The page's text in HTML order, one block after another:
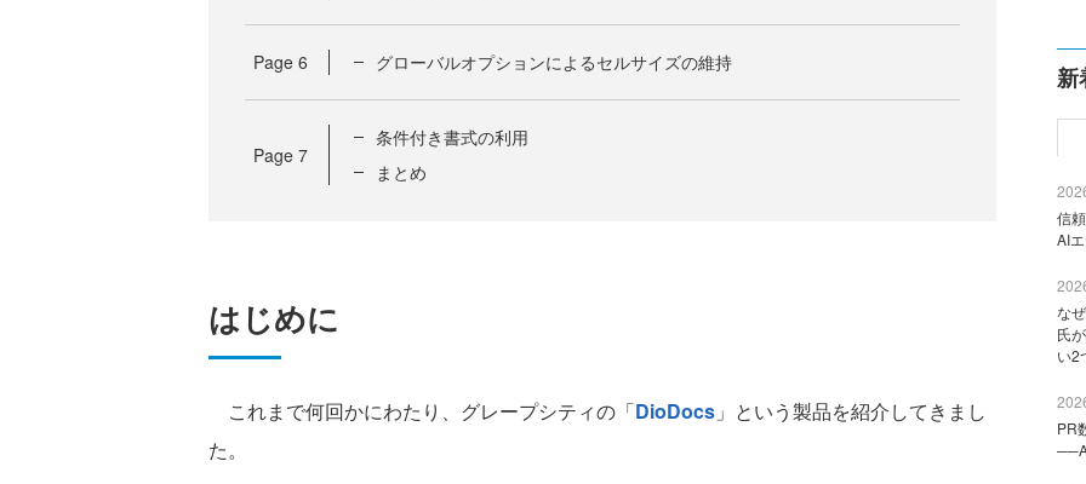
Page 6 グローバルオプションによるセルサイズの維持
Page 7
条件付き書式の利用
まとめ
はじめに
これまで何回かにわたり、グレープシティの「DioDocs 」という製品を紹介してきまし
た。
新
信
AI
な
氏
い2
PR